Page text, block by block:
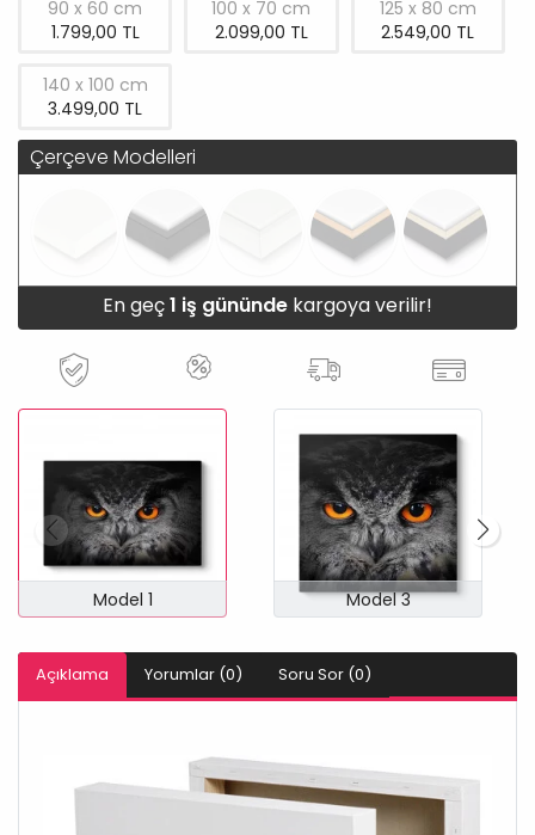
90 x 60 cm
1.799,00 TL
100 x 70 cm
2.099,00 TL
125 x 80 cm
2.549,00 TL
140 x 100 cm
3.499,00 TL
Çerçeve Modelleri
En geç1 iş gününde kargoya verilir!
Model 1 Model 3
Açıklama Yorumlar (0) Soru Sor (0)